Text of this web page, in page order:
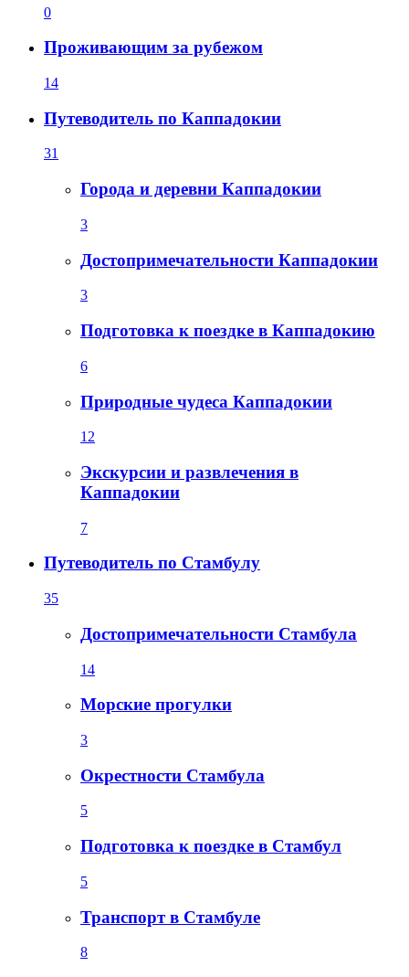
0
Проживающим за рубежом
14
Путеводитель по Каппадокии
31
Города и деревни Каппадокии
3
Достопримечательности Каппадокии
3
Подготовка к поездке в Каппадокию
6
Природные чудеса Каппадокии
12
Экскурсии и развлечения в
Каппадокии
7
Путеводитель по Стамбулу
35
Достопримечательности Стамбула
14
Морские прогулки
3
Окрестности Стамбула
5
Подготовка к поездке в Стамбул
5
Транспорт в Стамбуле
8